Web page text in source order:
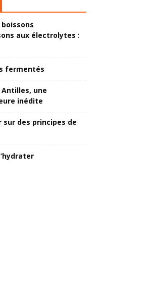
aux électrolytes :
fermentés
une
inédite
des principes de